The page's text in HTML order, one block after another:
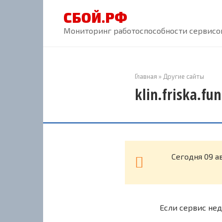
СБОЙ.РФ
Мониторинг работоспособности
Главная » Другие сайты
klin.friska.fun
Cегодня 09
Если сервис